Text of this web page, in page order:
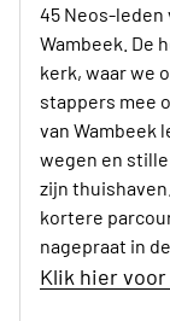
45 Neos-leden
Wambeek. De
kerk, waar we
stappers mee
van Wambeek
wegen en
zijn
kortere
nagepraat in
Klik hier